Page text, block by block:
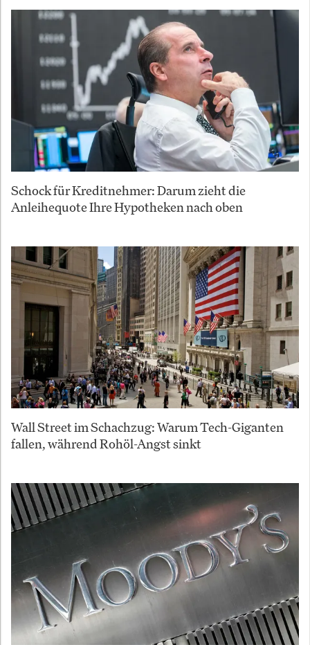
Schock für Kreditnehmer: Darum zieht die
Anleihequote Ihre Hypotheken nach oben
Wall Street im Schachzug: Warum Tech-Giganten
fallen, während Rohöl-Angst sinkt